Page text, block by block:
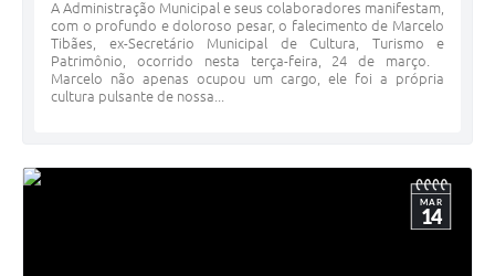
Convênios
Arquivos para Download
Jornal
A Administração Municipal e seus colaboradores manifestam,
com o profundo e doloroso pesar, o falecimento de Marcelo
Tibães, ex-Secretário Municipal de Cultura, Turismo e
Patrimônio, ocorrido nesta terça-feira, 24 de março.
Marcelo não apenas ocupou um cargo, ele foi a própria
cultura pulsante de nossa...
MAR
14